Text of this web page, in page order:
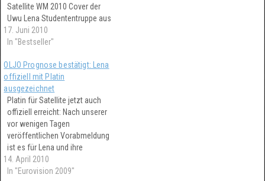
Satellite WM 2010 Cover der
Uwu Lena Studententruppe aus
Münster ballert bei iTunes im
Moment aus dem 'Nichts'
bei iTunes heute
vorveröffentlicht worden.
'Satellite WM Pimp' also
vielleicht bald sogar Platz 1 in
Deutschland?…
17. Juni 2010
In "Bestseller"
OLJO Prognose bestätigt: Lena
offiziell mit Platin
ausgezeichnet
Platin für Satellite jetzt auch
offiziell erreicht: Nach unserer
vor wenigen Tagen
veröffentlichen Vorabmeldung
ist es für Lena und ihre
Plattenfirma nun auch offiziell
bestätigt: Satellite ist ein Platin
14. April 2010
In "Eurovision 2009"